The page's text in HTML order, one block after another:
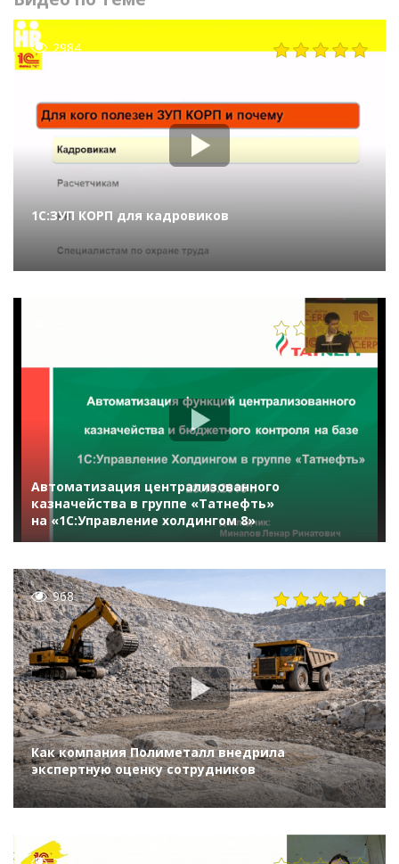
2984
1С:ЗУП КОРП для кадровиков
Автоматизация централизованного
казначейства в группе «Татнефть»
на «1С:Управление холдингом 8»
968
Как компания Полиметалл внедрила
экспертную оценку сотрудников